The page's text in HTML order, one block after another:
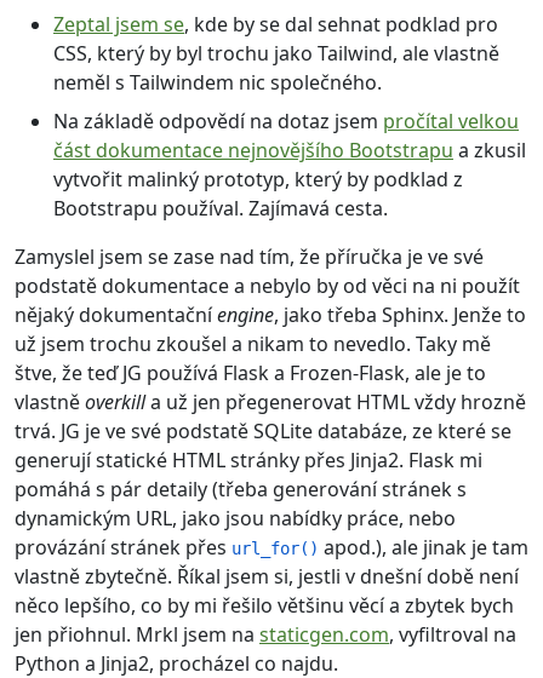
Zeptal jsem se, kde by se dal sehnat podklad pro
CSS, který by byl trochu jako Tailwind, ale vlastně
neměl s Tailwindem nic společného.
Na základě odpovědí na dotaz jsem pročítal velkou
část dokumentace nejnovějšího Bootstrapu a zkusil
vytvořit malinký prototyp, který by podklad z
Bootstrapu používal. Zajímavá cesta.
Zamyslel jsem se zase nad tím, že příručka je ve své
podstatě dokumentace a nebylo by od věci na ni použít
nějaký dokumentačníengine, jako třeba Sphinx. Jenže to
už jsem trochu zkoušel a nikam to nevedlo. Taky mě
štve, že teď JG používá Flask a Frozen-Flask, ale je to
vlastněoverkilla už jen přegenerovat HTML vždy hrozně
trvá. JG je ve své podstatě SQLite databáze, ze které se
generují statické HTML stránky přes Jinja2. Flask mi
pomáhá s pár detaily (třeba generování stránek s
dynamickým URL, jako jsou nabídky práce, nebo
provázání stránek přes url_for() apod.), ale jinak je tam
vlastně zbytečně. Říkal jsem si, jestli v dnešní době není
něco lepšího, co by mi řešilo většinu věcí a zbytek bych
jen přiohnul. Mrkl jsem na staticgen.com, vyfiltroval na
Python a Jinja2, procházel co najdu.